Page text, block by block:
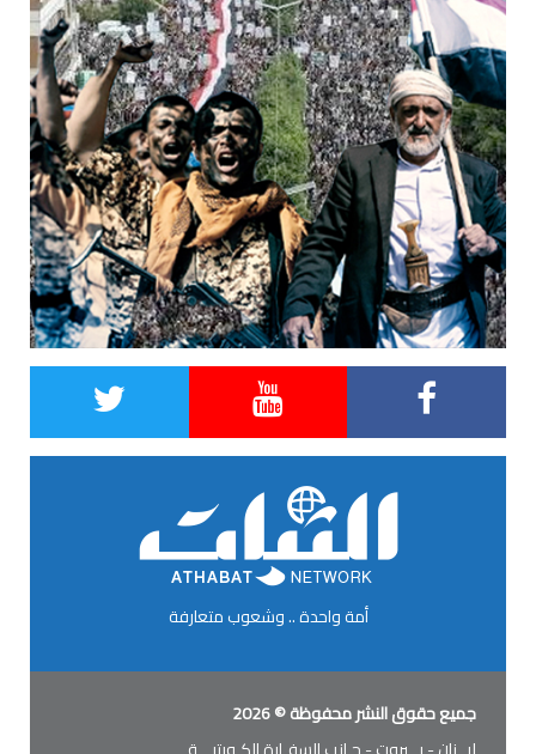
أمة واحدة .. وشعوب متعارفة
جميع حقوق النشر محفوظة © 2026